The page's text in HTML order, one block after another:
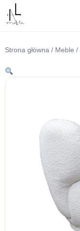
Przejdź
treści
Strona główna / Meble /